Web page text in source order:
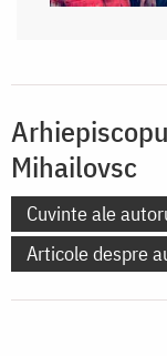
Mihailovsc
Cuvinte ale
Articole despre